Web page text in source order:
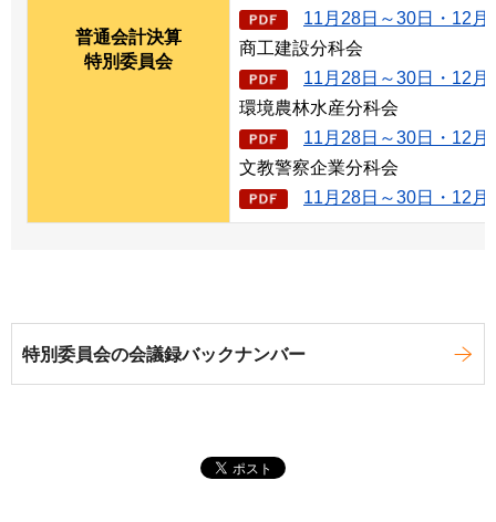
普通会計決算
特別委員会
11月28日～30日・12
商工建設分科会
11月28日～30日・12
環境農林水産分科会
11月28日～30日・12
文教警察企業分科会
11月28日～30日・12
特別委員会の会議録バックナンバー